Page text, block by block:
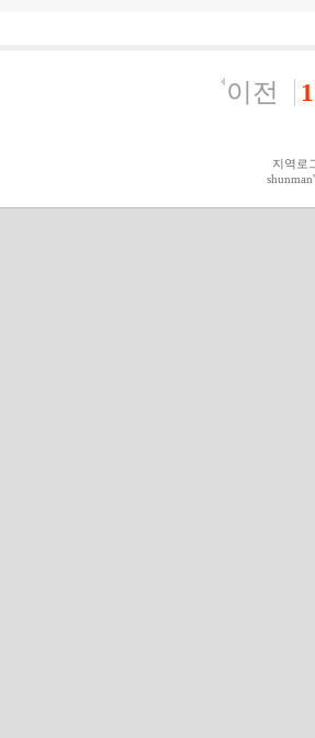
이전 1
지역로
shunman